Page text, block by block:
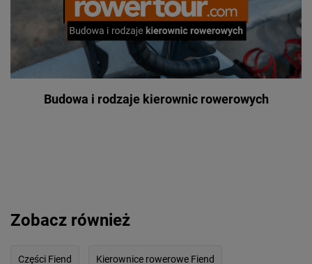
Budowa i rodzaje kierownic rowerowych
Zobacz również
Części Fiend Kierownice rowerowe Fiend